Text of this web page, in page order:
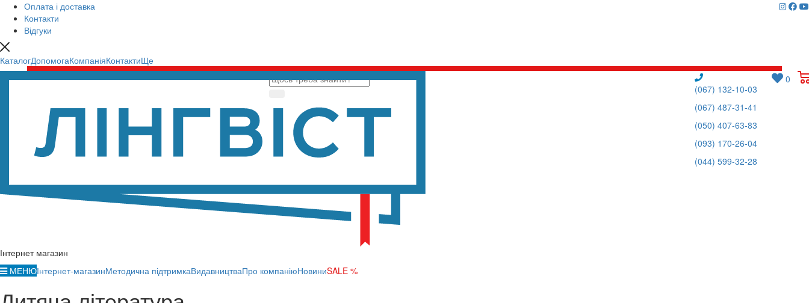
Оплата і доставка
Контакти
Відгуки
КаталогДопомогаКомпаніяКонтактиЩе
Інтернет магазин
0
(067) 132-10-03
(067) 487-31-41
(050) 407-63-83
(093) 170-26-04
(044) 599-32-28
МЕНЮІнтернет-магазинМетодична підтримкаВидавництваПро компаніюНовиниSALE %